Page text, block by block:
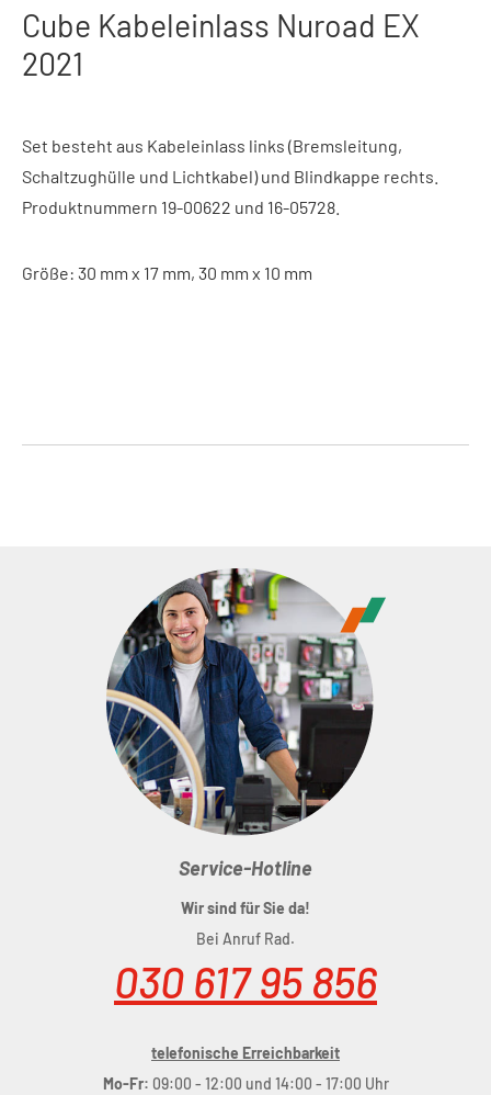
Cube Kabeleinlass Nuroad EX
2021
Set besteht aus Kabeleinlass links (Bremsleitung,
Schaltzughülle und Lichtkabel) und Blindkappe rechts.
Produktnummern 19-00622 und 16-05728.
Größe: 30 mm x 17 mm, 30 mm x 10 mm
Service-Hotline
Wir sind für Sie da!
Bei Anruf Rad.
030 617 95 856
telefonische Erreichbarkeit
Mo-Fr: 09:00 - 12:00 und 14:00 - 17:00 Uhr